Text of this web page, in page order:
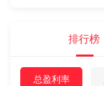
排行榜
总盈利率